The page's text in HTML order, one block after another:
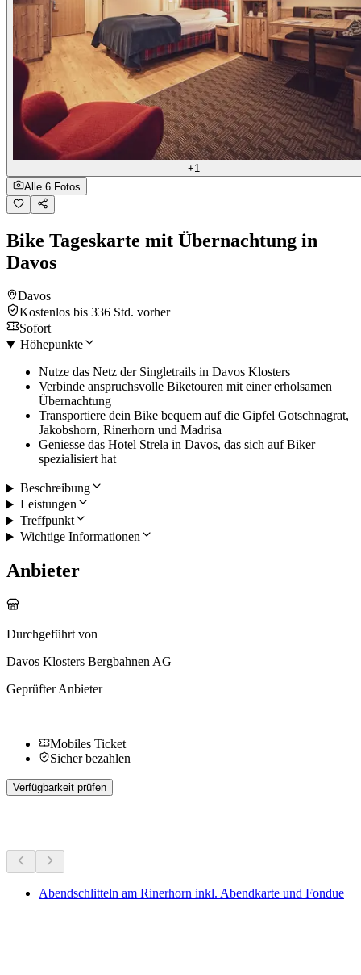
+1
Alle 6 Fotos
Bike Tageskarte mit Übernachtung in
Davos
Davos
Kostenlos bis 336 Std. vorher
Sofort
Höhepunkte
Nutze das Netz der Singletrails in Davos Klosters
Verbinde anspruchsvolle Biketouren mit einer erholsamen
Übernachtung
Transportiere dein Bike bequem auf die Gipfel Gotschnagrat,
Jakobshorn, Rinerhorn und Madrisa
Geniesse das Hotel Strela in Davos, das sich auf Biker
spezialisiert hat
Beschreibung
Leistungen
Treffpunkt
Wichtige Informationen
Anbieter
Durchgeführt von
Davos Klosters Bergbahnen AG
Geprüfter Anbieter
Mobiles Ticket
Sicher bezahlen
Verfügbarkeit prüfen
Abendschlitteln am Rinerhorn inkl. Abendkarte und Fondue